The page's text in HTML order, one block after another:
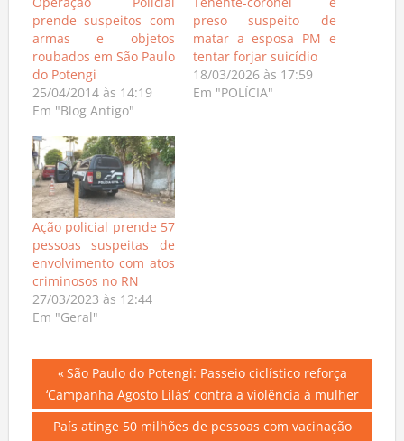
Operação Policial
prende suspeitos com
armas e objetos
roubados em São Paulo
do Potengi
25/04/2014 às 14:19
Em "Blog Antigo"
Tenente-coronel é
preso suspeito de
matar a esposa PM e
tentar forjar suicídio
18/03/2026 às 17:59
Em "POLÍCIA"
Ação policial prende 57
pessoas suspeitas de
envolvimento com atos
criminosos no RN
27/03/2023 às 12:44
Em "Geral"
Navegação
de
Previous
Post:
São Paulo do Potengi: Passeio ciclístico reforça
‘Campanha Agosto Lilás’ contra a violência à mulher
Next
País atinge 50 milhões de pessoas com vacinação